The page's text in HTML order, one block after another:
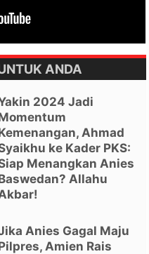
ANDA
2024 Jadi
Ahmad
ke Kader PKS:
Menangkan Anies
Allahu
Anies Gagal Maju
Amien Rais